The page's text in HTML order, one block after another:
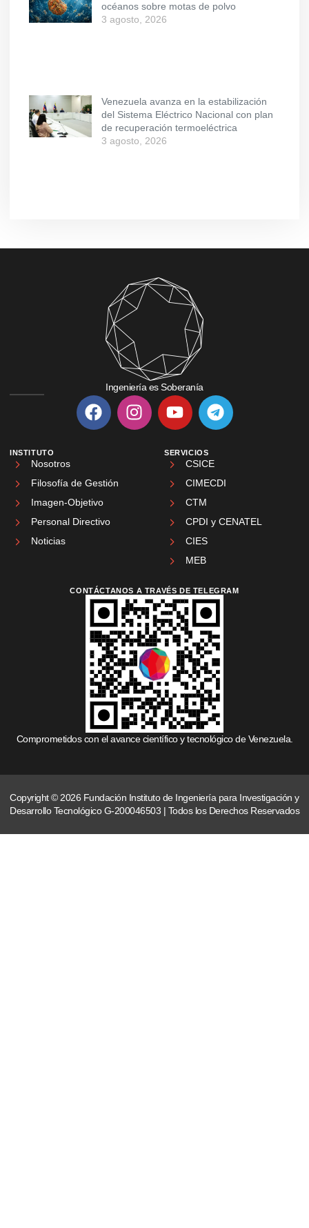
océanos sobre motas de polvo
3 agosto, 2026
Venezuela avanza en la estabilización
del Sistema Eléctrico Nacional con plan
de recuperación termoeléctrica
3 agosto, 2026
Ingeniería es Soberanía
INSTITUTO
Nosotros
Filosofía de Gestión
Imagen-Objetivo
Personal Directivo
Noticias
SERVICIOS
CSICE
CIMECDI
CTM
CPDI y CENATEL
CIES
MEB
CONTÁCTANOS A TRAVÉS DE TELEGRAM
Comprometidos con el avance científico y tecnológico de Venezuela.
Copyright © 2026 Fundación Instituto de Ingeniería para Investigación y
Desarrollo Tecnológico G-200046503 | Todos los Derechos Reservados